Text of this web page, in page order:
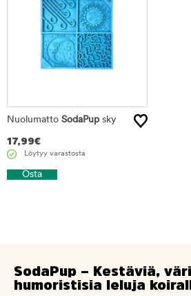
Nuolumatto SodaPupsky
17,99€
Löytyy varastosta
Osta
SodaPup – Kestäviä,
humoristisia leluja